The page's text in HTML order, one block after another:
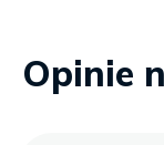
Opinie